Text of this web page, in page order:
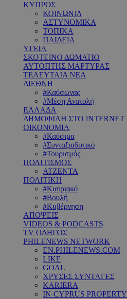
ΚΥΠΡΟΣ
ΚΟΙΝΩΝΙΑ
ΑΣΤΥΝΟΜΙΚΑ
ΤΟΠΙΚΑ
ΠΑΙΔΕΙΑ
ΥΓΕΙΑ
ΣΚΟΤΕΙΝΟ ΔΩΜΑΤΙΟ
ΑΥΤΟΠΤΗΣ ΜΑΡΤΥΡΑΣ
ΤΕΛΕΥΤΑΙΑ ΝΕΑ
ΔΙΕΘΝΗ
#Καύσωνας
#Μέση Ανατολή
ΕΛΛΑΔΑ
ΔΗΜΟΦΙΛΗ ΣΤΟ INTERNET
ΟΙΚΟΝΟΜΙΑ
#Καύσιμα
#Συνταξιοδοτικό
#Τουρισμός
ΠΟΛΙΤΙΣΜΟΣ
ΑΤΖΕΝΤΑ
ΠΟΛΙΤΙΚΗ
#Κυπριακό
#Βουλή
#Κυβέρνηση
ΑΠΟΨΕΙΣ
VIDEOS & PODCASTS
TV ΟΔΗΓΟΣ
PHILENEWS NETWORK
EN.PHILENEWS.COM
LIKE
GOAL
ΧΡΥΣΕΣ ΣΥΝΤΑΓΕΣ
KARIERA
IN-CYPRUS PROPERTY